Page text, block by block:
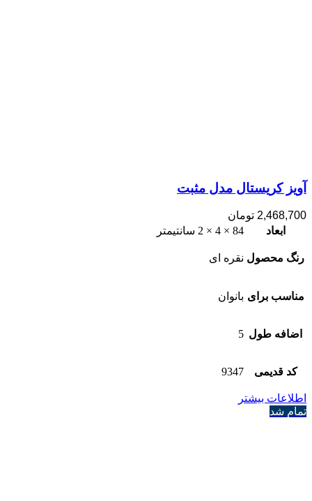
آویز کریستال مدل مثبت
2,468,700 تومان
ابعاد
84 × 4 × 2 سانتیمتر
رنگ محصول نقره ای
مناسب برای بانوان
اضافه طول 5
کد قدیمی 9347
اطلاعات بیشتر
تمام شد